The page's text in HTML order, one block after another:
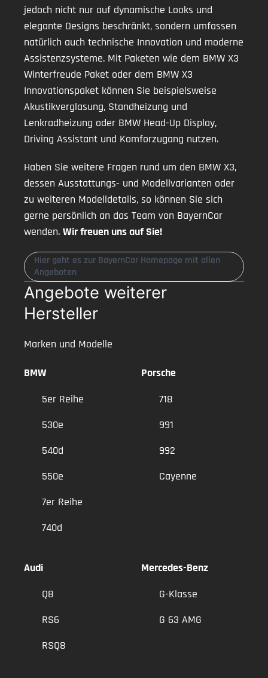
jedoch nicht nur auf dynamische Looks und
elegante Designs beschränkt, sondern umfassen
natürlich auch technische Innovation und moderne
Assistenzsysteme. Mit Paketen wie dem BMW X3
Winterfreude Paket oder dem BMW X3
Innovationspaket können Sie beispielsweise
Akustikverglasung, Standheizung und
Lenkradheizung oder BMW Head-Up Display,
Driving Assistant und Komforzugang nutzen.
Haben Sie weitere Fragen rund um den BMW X3,
dessen Ausstattungs- und Modellvarianten oder
zu weiteren Modelldetails, so können Sie sich
gerne persönlich an das Team von BayernCar
wenden. Wir freuen uns auf Sie!
Hier geht es zur BayernCar Homepage mit allen
Angeboten
Angebote weiterer
Hersteller
Marken und Modelle
BMW
5er Reihe
530e
540d
550e
7er Reihe
740d
Porsche
718
991
992
Cayenne
Audi
Q8
RS6
RSQ8
Mercedes-Benz
G-Klasse
G 63 AMG